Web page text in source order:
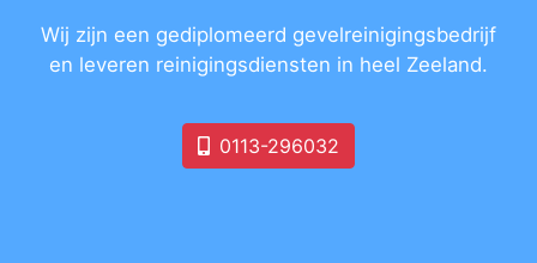
Wij zijn een gediplomeerd gevelreinigingsbedrijf
en leveren reinigingsdiensten in heel Zeeland.
0113-296032